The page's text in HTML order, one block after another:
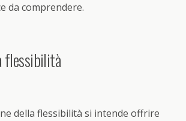
da comprendere.
flessibilità
della flessibilità si intende offrire